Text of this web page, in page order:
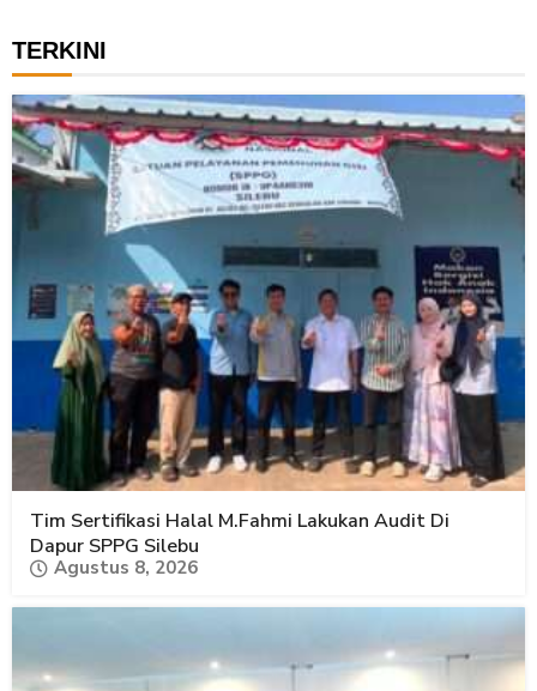
TERKINI
Tim Sertifikasi Halal M.Fahmi Lakukan Audit Di
Dapur SPPG Silebu
Agustus 8, 2026